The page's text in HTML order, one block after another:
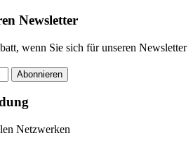
Newsletter
wenn Sie sich für unseren Newsletter
Abonnieren
Netzwerken